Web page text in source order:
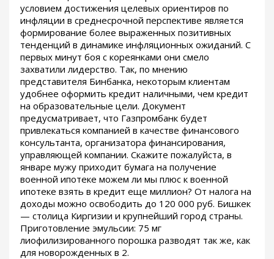
условием достижения целевых ориентиров по
инфляции в среднесрочной перспективе является
формирование более выраженных позитивных
тенденций в динамике инфляционных ожиданий. С
первых минут боя с кореянками они смело
захватили лидерство. Так, по мнению
представителя Бинбанка, некоторым клиентам
удобнее оформить кредит наличными, чем кредит
на образовательные цели. Документ
предусматривает, что Газпромбанк будет
привлекаться компанией в качестве финансового
консультанта, организатора финансирования,
управляющей компании. Скажите пожалуйста, в
январе мужу приходит бумага на получение
военной ипотеке можем ли мы плюс к военной
ипотеке взять в кредит еще миллион? От налога на
доходы можно освободить до 120 000 руб. Бишкек
— столица Киргизии и крупнейший город страны.
Приготовление эмульсии: 75 мг
лиофилизированного порошка разводят так же, как
для новорожденных в 2.